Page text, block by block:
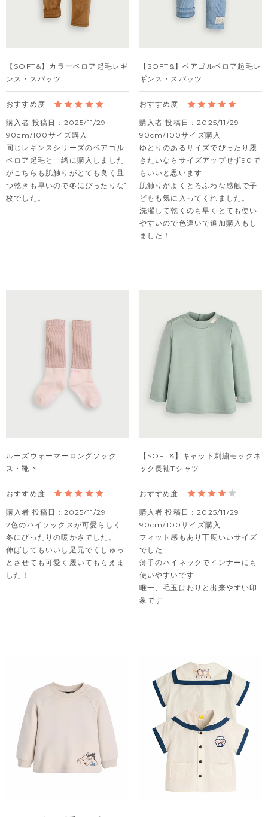
【SOFT&】カラーベロア起毛レギ
ンス・スパッツ
購入者 投稿日
2025/11/29
90cm/100サイズ購入
同じレギンスシリーズのベアゴル
ベロア起毛と一緒に購入しました
がこちらも肌触りがとても良く且
つ乾きも早いので冬にぴったりな1
枚でした。
【SOFT&】ベアゴルベロア起毛レ
ギンス・スパッツ
購入者 投稿日
2025/11/29
90cm/100サイズ購入
ゆとりのあるサイズでぴったり履
きたいならサイズアップせず90で
もいいと思います
肌触りがよくとろふわな感触で子
どもも気に入ってくれました。
洗濯して乾くのも早くとても使い
やすいので色違いで追加購入もし
ました！
ルーズウォーマーロングソック
ス・靴下
購入者 投稿日
2025/11/29
2色のハイソックスが可愛らしく
冬にぴったりの暖かさでした。
伸ばしてもいいし足元でくしゅっ
とさせても可愛く履いてもらえま
した！
【SOFT&】キャット刺繍モックネ
ック長袖Tシャツ
購入者 投稿日
2025/11/29
90cm/100サイズ購入
フィット感もあり丁度いいサイズ
でした
薄手のハイネックでインナーにも
使いやすいです
唯一、毛玉はわりと出来やすい印
象です